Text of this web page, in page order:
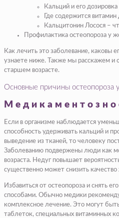
Кальций и его дозировка
Где содержится витамин
Кальцитонин Лосося –
Профилактика остеопороза у
Как лечить это заболевание, каковы
узнаете ниже. Также мы расскажем и
старшем возрасте.
Основные причины
Если в организме наблюдается
способность удерживать кальций и
выведение из тканей, то человеку
Заболеванию подвержены люди как
возраста. Недуг повышает
существенно может снизить качество
Избавиться от остеопороза и снять
способами. Обычно медики
комплексное лечение. Это могут
таблеток, специальных витаминных